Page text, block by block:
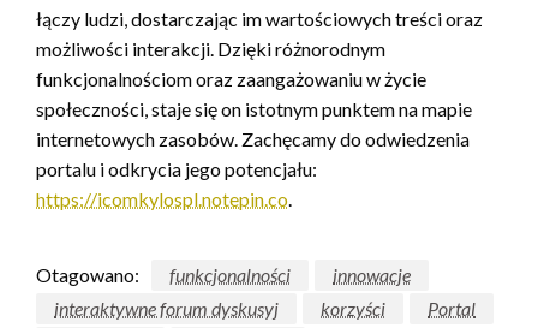
łączy ludzi, dostarczając im wartościowych treści oraz
możliwości interakcji. Dzięki różnorodnym
funkcjonalnościom oraz zaangażowaniu w życie
społeczności, staje się on istotnym punktem na mapie
internetowych zasobów. Zachęcamy do odwiedzenia
portalu i odkrycia jego potencjału:
https://icomkylospl.notepin.co.
Otagowano: funkcjonalności
innowacje
interaktywne forum dyskusyj
korzyści
Portal